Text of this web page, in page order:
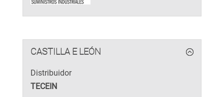
CASTILLA E LEÓN
Distribuidor
TECEIN